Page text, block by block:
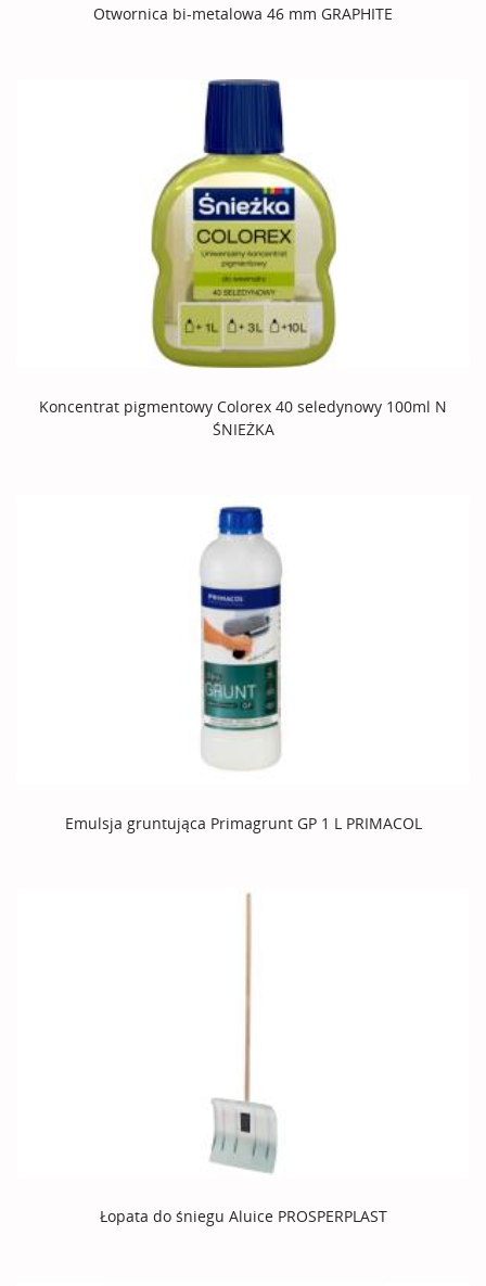
Otwornica bi-metalowa 46 mm GRAPHITE
Koncentrat pigmentowy Colorex 40 seledynowy 100ml N
ŚNIEŻKA
Emulsja gruntująca Primagrunt GP 1 L PRIMACOL
Łopata do śniegu Aluice PROSPERPLAST